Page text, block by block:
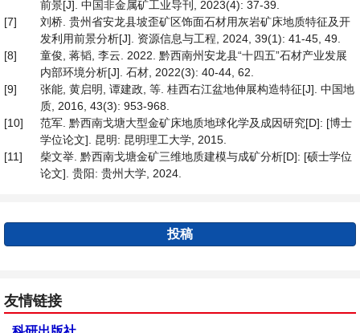
前景[J]. 中国非金属矿工业导刊, 2023(4): 37-39.
[7]
刘桥. 贵州省安龙县坡歪矿区饰面石材用灰岩矿床地质特征及开
发利用前景分析[J]. 资源信息与工程, 2024, 39(1): 41-45, 49.
[8]
童俊, 蒋韬, 李云. 2022. 黔西南州安龙县“十四五”石材产业发展
内部环境分析[J]. 石材, 2022(3): 40-44, 62.
[9]
张能, 黄启明, 谭建政, 等. 桂西右江盆地伸展构造特征[J]. 中国地
质, 2016, 43(3): 953-968.
[10]
范军. 黔西南戈塘大型金矿床地质地球化学及成因研究[D]: [博士
学位论文]. 昆明: 昆明理工大学, 2015.
[11]
柴文举. 黔西南戈塘金矿三维地质建模与成矿分析[D]: [硕士学位
论文]. 贵阳: 贵州大学, 2024.
投稿
友情链接